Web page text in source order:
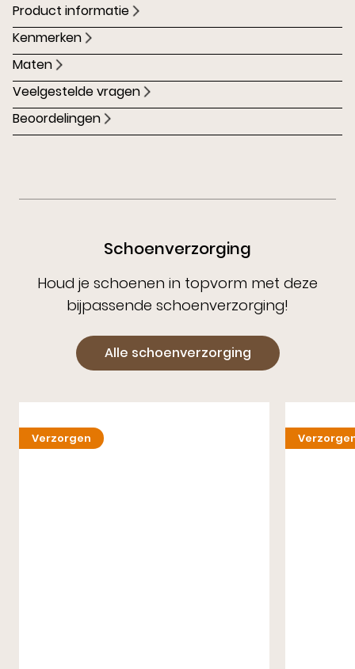
Product informatie
Kenmerken
Maten
Veelgestelde vragen
Beoordelingen
Schoenverzorging
Houd je schoenen in topvorm met deze
bijpassende schoenverzorging!
Alle schoenverzorging
Verzorgen